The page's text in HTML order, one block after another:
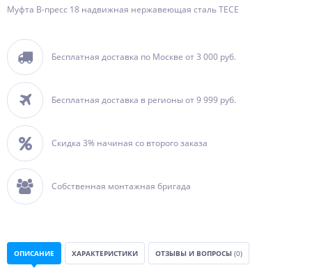
Муфта В-пресс 18 надвижная нержавеющая сталь TECE
Бесплатная доставка по Москве от 3 000 руб.
Бесплатная доставка в регионы от 9 999 руб.
Скидка 3% начиная со второго заказа
Собственная монтажная бригада
ОПИСАНИЕ ХАРАКТЕРИСТИКИ ОТЗЫВЫ И ВОПРОСЫ (0)